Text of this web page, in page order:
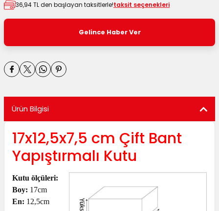
ve Koliler
36,94 TL den başlayan taksitlerle!taksit seçenekleri
Gelince Haber Ver
Ürün Bilgisi
17x12,5x7,5 cm Çift Bant
Yapıştırmalı Kutu
Kutu ölçüleri:
Boy: 17cm
En: 12,5cm